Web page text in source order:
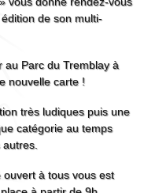
de son multi-
au Parc du Tremblay à
nouvelle carte !
très ludiques puis une
catégorie au temps
ouvert à tous vous est